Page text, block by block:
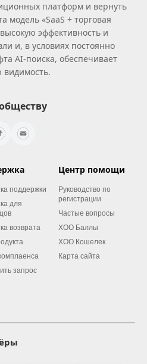
платформ и вернуть
модель «SaaS + торговая
эффективность и
и, в условиях постоянно
AI‑поиска, обеспечивает
поддержки
для
возврата
запрос
Центр помощи
Руководство по
регистрации
Частые вопросы
XOO Баллы
XOO Кошелек
Карта сайта